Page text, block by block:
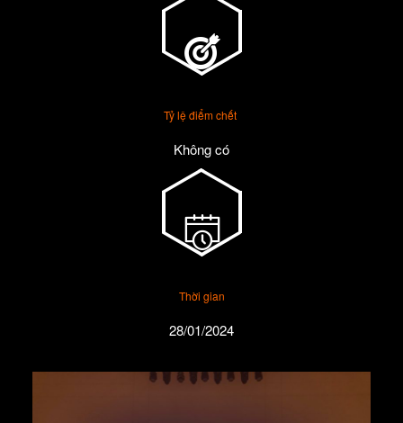
Tỷ lệ điểm chết
Không có
Thời gian
28/01/2024